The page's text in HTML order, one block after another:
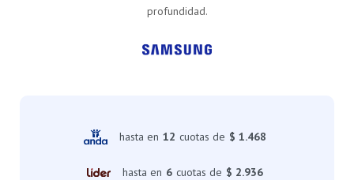
profundidad.
hasta en 12 cuotas de $ 1.468
hasta en 6 cuotas de $ 2.936